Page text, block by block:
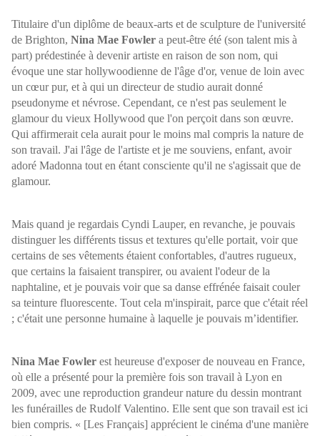
Titulaire d'un diplôme de beaux-arts et de sculpture de l'université
de Brighton, Nina Mae Fowler a peut-être été (son talent mis à
part) prédestinée à devenir artiste en raison de son nom, qui
évoque une starhollywoodienne de l'âge d'or, venue de loin avec
un cœur pur, et à qui un directeur de studio aurait donné
pseudonyme et névrose. Cependant, ce n'est pas seulement le
glamour du vieux Hollywood que l'on perçoit dans son œuvre.
Qui affirmerait cela aurait pour le moins mal compris la nature de
son travail. J'ai l'âge de l'artiste et je me souviens, enfant, avoir
adoré Madonna tout en étant consciente qu'il ne s'agissait que de
glamour.
Mais quand je regardais Cyndi Lauper, en revanche, je pouvais
distinguer les différents tissus et textures qu'elle portait, voir que
certains de ses vêtements étaient confortables, d'autres rugueux,
que certains la faisaient transpirer, ou avaient l'odeur de la
naphtaline, et je pouvais voir que sa danse effrénée faisait couler
sa teinture fluorescente. Tout cela m'inspirait, parce que c'était réel
; c'était une personne humaine à laquelle je pouvais m’identifier.
Nina Mae Fowler est heureuse d'exposer de nouveau en France,
où elle a présenté pour la première fois son travail à Lyon en
2009, avec une reproduction grandeur nature du dessin montrant
les funérailles de Rudolf Valentino. Elle sent que son travail est ici
bien compris. « [Les Français] apprécient le cinéma d'une manière